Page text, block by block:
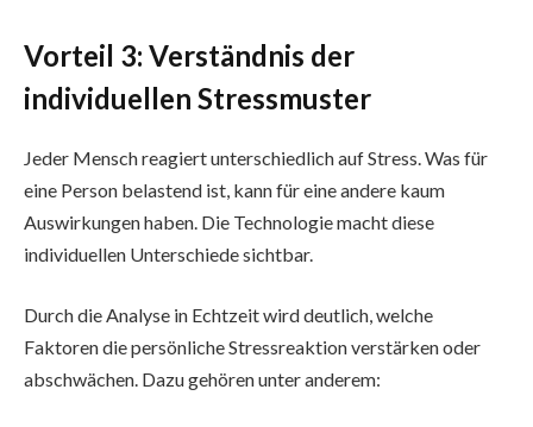
Vorteil 3: Verständnis der
individuellen Stressmuster
Jeder Mensch reagiert unterschiedlich auf Stress. Was für
eine Person belastend ist, kann für eine andere kaum
Auswirkungen haben. Die Technologie macht diese
individuellen Unterschiede sichtbar.
Durch die Analyse in Echtzeit wird deutlich, welche
Faktoren die persönliche Stressreaktion verstärken oder
abschwächen. Dazu gehören unter anderem: